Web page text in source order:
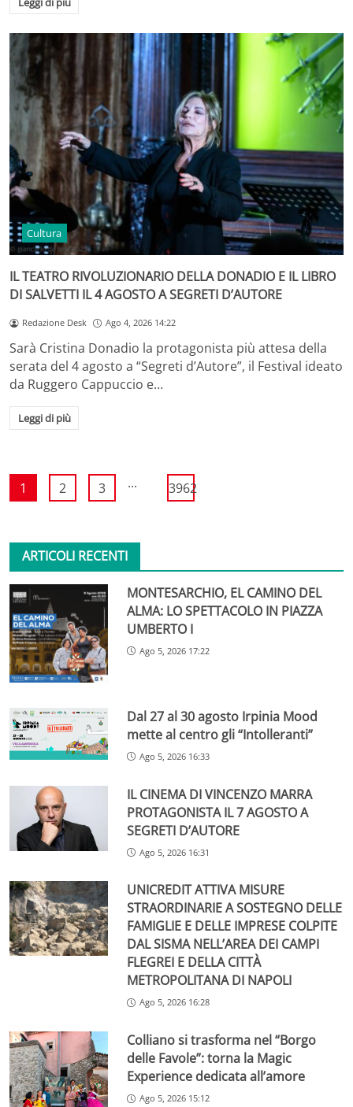
Cultura
IL TEATRO RIVOLUZIONARIO DELLA DONADIO E IL LIBRO
DI SALVETTI IL 4 AGOSTO A SEGRETI D’AUTORE
Redazione Desk Ago 4, 2026 14:22
Sarà Cristina Donadio la protagonista più attesa della
serata del 4 agosto a “Segreti d’Autore”, il Festival ideato
da Ruggero Cappuccio e…
Leggi di più
1 2 3 ... 3962
ARTICOLI RECENTI
MONTESARCHIO, EL CAMINO DEL
ALMA: LO SPETTACOLO IN PIAZZA
UMBERTO I
Ago 5, 2026 17:22
Dal 27 al 30 agosto Irpinia Mood
mette al centro gli “Intolleranti”
Ago 5, 2026 16:33
IL CINEMA DI VINCENZO MARRA
PROTAGONISTA IL 7 AGOSTO A
SEGRETI D’AUTORE
Ago 5, 2026 16:31
UNICREDIT ATTIVA MISURE
STRAORDINARIE A SOSTEGNO DELLE
FAMIGLIE E DELLE IMPRESE COLPITE
DAL SISMA NELL’AREA DEI CAMPI
FLEGREI E DELLA CITTÀ
METROPOLITANA DI NAPOLI
Ago 5, 2026 16:28
Colliano si trasforma nel “Borgo
delle Favole”: torna la Magic
Experience dedicata all’amore
Ago 5, 2026 15:12